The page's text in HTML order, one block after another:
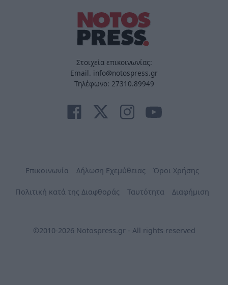
Στοιχεία επικοινωνίας:
Email. info@notospress.gr
Τηλέφωνο: 27310.89949
Επικοινωνία Δήλωση Εχεμύθειας Όροι Χρήσης
Πολιτική κατά της Διαφθοράς Ταυτότητα Διαφήμιση
©2010-2026 Notospress.gr - All rights reserved